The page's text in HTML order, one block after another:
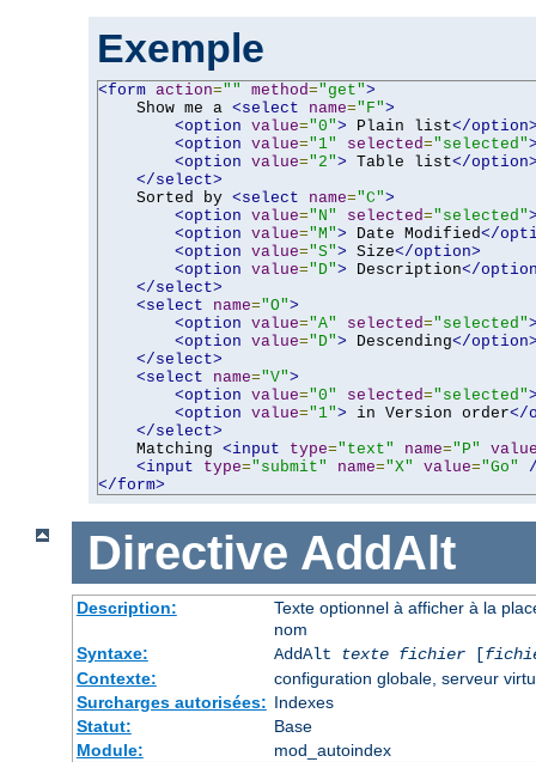
Exemple
<form action="" method="get">
    Show me a
<select name="F">
<option value="0"> Plain list</
<option value="1" selected="selected"
<option value="2"> Table list</
</select>
    Sorted by
<select name="C">
<option value="N" selected="selected"
<option value="M"> Date Modified</
<option value="S"> Size</option>
<option value="D"> Description</
</select>
<select
name="O">
<option value="A" selected="selected"
<option value="D"> Descending</
</select>
<select
name="V">
<option value="0" selected="selected"
<option value="1"> in Version order</
</select>
    Matching
<input type="text" name="P"
<input
type="submit" name="X" value="Go"
</form>
Directive AddAlt
Description:
Texte optionnel à afficher à la
nom
Syntaxe:
AddAlt texte fichier[
Contexte:
configuration globale, serveur
Surcharges autorisées: Indexes
Statut:
Base
Module:
mod_autoindex